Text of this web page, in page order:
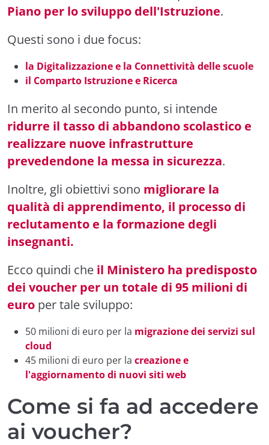
Piano per lo sviluppo dell'Istruzione.
Questi sono i due focus:
la Digitalizzazione e la Connettività delle scuole
il Comparto Istruzione e Ricerca
In merito al secondo punto, si intende
ridurre il tasso di abbandono scolastico e
realizzare nuove infrastrutture
prevedendone la messa in sicurezza.
Inoltre, gli obiettivi sono migliorare la
qualità di apprendimento, il processo di
reclutamento e la formazione degli
insegnanti.
Ecco quindi che il Ministero ha predisposto
dei voucher per un totale di 95 milioni di
euro per tale sviluppo:
50 milioni di euro per la migrazione dei servizi sul
cloud
45 milioni di euro per la creazione e
l'aggiornamento di nuovi siti web
Come si fa ad accedere
ai voucher?